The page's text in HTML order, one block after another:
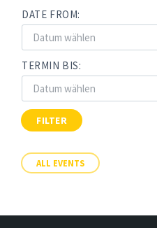
DATE FROM:
TERMIN BIS:
FILTER
ALL EVENTS